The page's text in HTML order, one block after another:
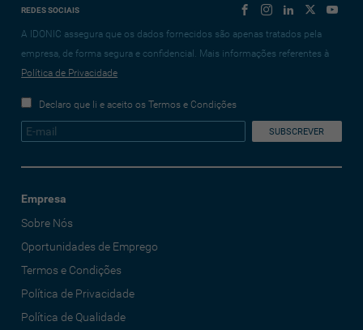
REDES SOCIAIS
A IDONIC assegura que os dados fornecidos são apenas tratados pela
empresa, de forma segura e confidencial. Mais informações referentes à
Política de Privacidade
Declaro que li e aceito os Termos e Condições
Empresa
Sobre Nós
Oportunidades de Emprego
Termos e Condições
Política de Privacidade
Política de Qualidade